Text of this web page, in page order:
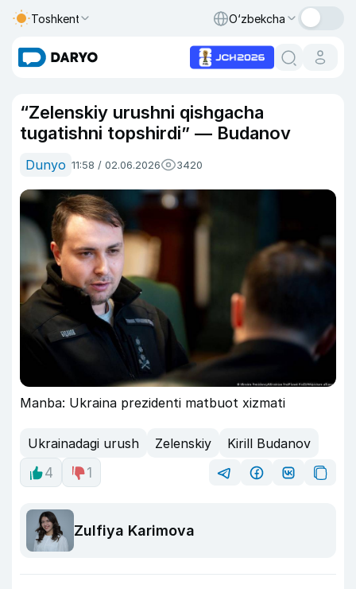
Toshkent O‘zbekcha
“Zelenskiy urushni qishgacha
tugatishni topshirdi” — Budanov
Dunyo 11:58 / 02.06.2026 3420
Manba: Ukraina prezidenti matbuot xizmati
Ukrainadagi urush Zelenskiy
Kirill Budanov
4
1
Zulfiya Karimova